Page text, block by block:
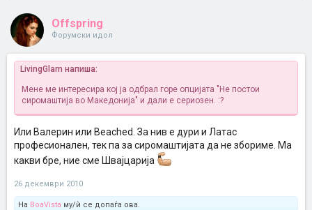
Offspring
Форумски идол
LivingGlam напиша:
Мене ме интересира кој ја одбрал горе опцијата "Не постои
сиромаштија во Македонија" и дали е сериозен. :?
Или Валерин или Beached. За нив е дури и Латас
професионален, тек па за сиромаштијата да не збориме. Ма
какви бре, ние сме Швајцарија
26 декември 2010
На BoaVista му/ѝ се допаѓа ова.